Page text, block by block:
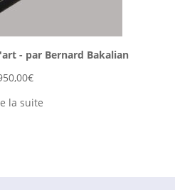
- par Bernard Bakalian
€
la suite